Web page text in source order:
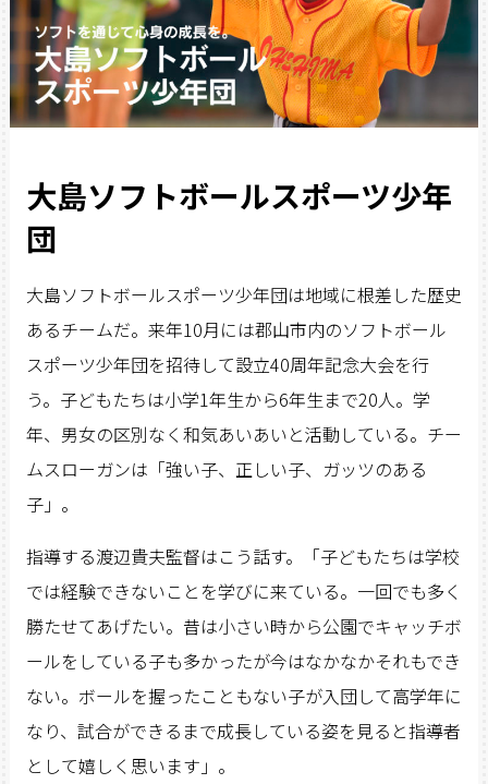
大島ソフトボールスポーツ少年
団
大島ソフトボールスポーツ少年団は地域に根差した歴史
あるチームだ。来年10月には郡山市内のソフトボール
スポーツ少年団を招待して設立40周年記念大会を行
う。子どもたちは小学1年生から6年生まで20人。学
年、男女の区別なく和気あいあいと活動している。チー
ムスローガンは「強い子、正しい子、ガッツのある
子」。
指導する渡辺貴夫監督はこう話す。「子どもたちは学校
では経験できないことを学びに来ている。一回でも多く
勝たせてあげたい。昔は小さい時から公園でキャッチボ
ールをしている子も多かったが今はなかなかそれもでき
ない。ボールを握ったこともない子が入団して高学年に
なり、試合ができるまで成長している姿を見ると指導者
として嬉しく思います」。